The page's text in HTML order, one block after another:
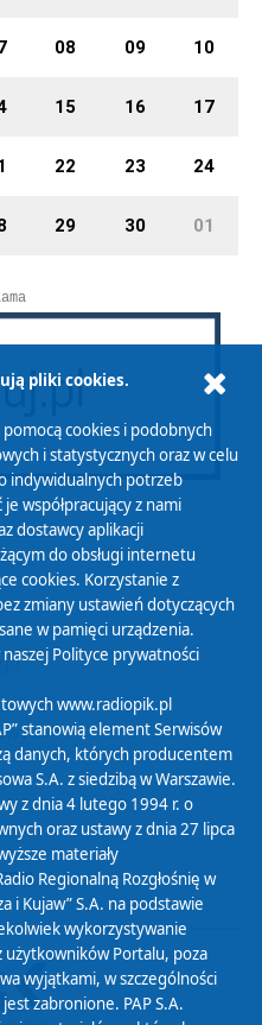
08 09 10
15 16 17
22 23 24
29 30 01
pliki cookies.
cookies i podobnych
i statystycznych oraz w celu
indywidualnych potrzeb
współpracujący z nami
dostawcy aplikacji
do obsługi internetu
cookies. Korzystanie z
zmiany ustawień dotyczących
w pamięci urządzenia.
Polityce prywatności
www.radiopik.pl
stanowią element Serwisów
danych, których producentem
S.A. z siedzibą w Warszawie.
z dnia 4 lutego 1994 r. o
oraz ustawy z dnia 27 lipca
materiały
Regionalną Rozgłośnię w
i Kujaw” S.A. na podstawie
wykorzystywanie
użytkowników Portalu, poza
wyjątkami, w szczególności
zabronione. PAP S.A.